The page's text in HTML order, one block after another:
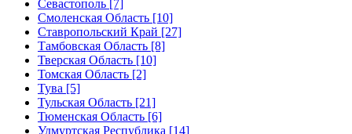
Севастополь [7]
Смоленская Область [10]
Ставропольский Край [27]
Тамбовская Область [8]
Тверская Область [10]
Томская Область [2]
Тува [5]
Тульская Область [21]
Тюменская Область [6]
Удмуртская Республика [14]